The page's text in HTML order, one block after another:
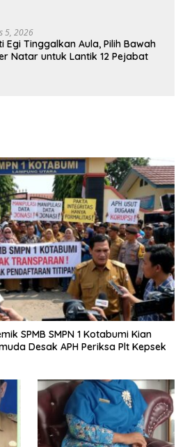
5, 2026
Egi Tinggalkan Aula, Pilih Bawah
Natar untuk Lantik 12 Pejabat
SPMB SMPN 1 Kotabumi Kian
Desak APH Periksa Plt Kepsek